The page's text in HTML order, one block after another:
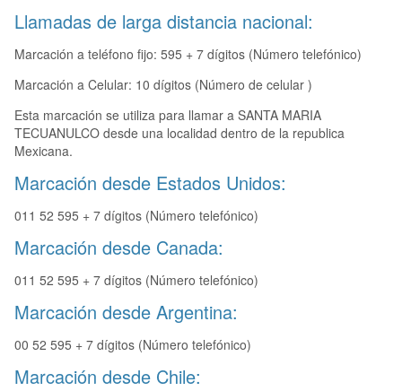
Llamadas de larga distancia nacional:
Marcación a teléfono fijo: 595 + 7 dígitos (Número telefónico)
Marcación a Celular: 10 dígitos (Número de celular )
Esta marcación se utiliza para llamar a SANTA MARIA
TECUANULCO desde una localidad dentro de la republica
Mexicana.
Marcación desde Estados Unidos:
011 52 595 + 7 dígitos (Número telefónico)
Marcación desde Canada:
011 52 595 + 7 dígitos (Número telefónico)
Marcación desde Argentina:
00 52 595 + 7 dígitos (Número telefónico)
Marcación desde Chile: